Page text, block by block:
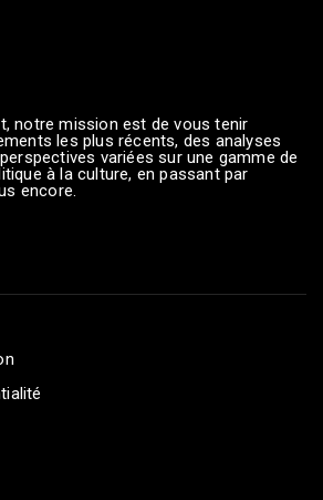
notre mission est de vous tenir
les plus récents, des analyses
variées sur une gamme de
à la culture, en passant par
encore.